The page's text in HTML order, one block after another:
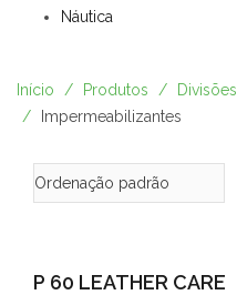
Náutica
Início Produtos Divisões
Impermeabilizantes
P 60 LEATHER CARE